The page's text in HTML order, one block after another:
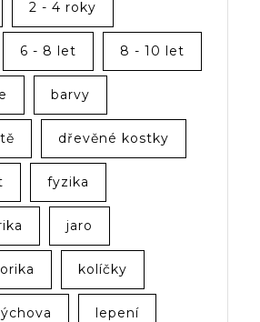
2 - 4 roky
6 - 8 let 8 - 10 let
barvy
dřevěné kostky
fyzika
jaro
kolíčky
lepení